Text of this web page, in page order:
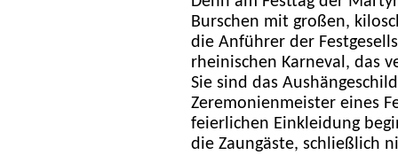
Burschen mit großen,
die Anführer der
rheinischen Karneval, das
Sie sind das
Zeremonienmeister eines
feierlichen Einkleidung
die Zaungäste, schließlich